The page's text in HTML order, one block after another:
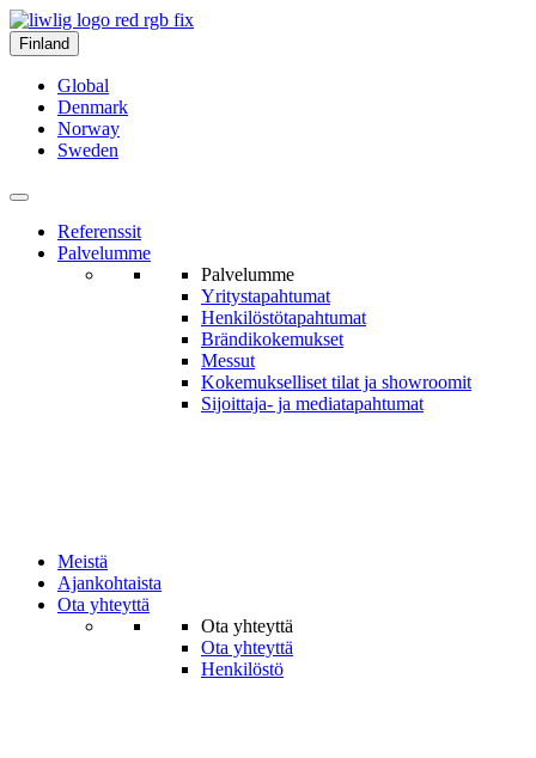
Finland
Global
Denmark
Norway
Sweden
Referenssit
Palvelumme
Palvelumme
Yritys­tapahtumat
Henkilöstö­tapahtumat
Brändi­kokemukset
Messut
Kokemukselliset tilat ja show­roomit
Sijoittaja- ja media­tapahtumat
Meistä
Ajankohtaista
Ota yhteyttä
Ota yhteyttä
Ota yhteyttä
Henkilöstö